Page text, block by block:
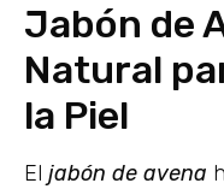
Jabón de
Natural
la Piel
El jabón de avena